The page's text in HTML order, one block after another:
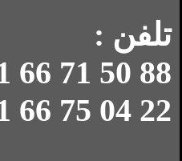
تلفن :
88 50 71 66 021
22 04 75 66 021